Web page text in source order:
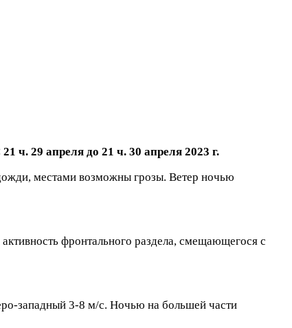
ч. 29 апреля до 21 ч. 30 апреля 2023 г.
местами возможны грозы. Ветер ночью
фронтального раздела, смещающегося с
западный 3-8 м/с. Ночью на большей части